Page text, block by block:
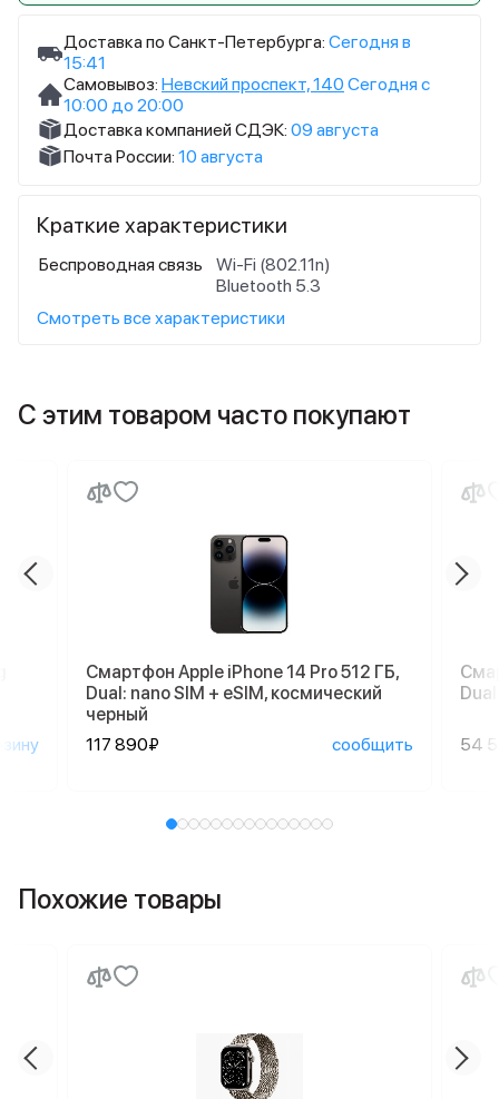
Доставка по Санкт-Петербурга: Сегодня в
15:41
Самовывоз: Невский проспект, 140 Сегодня с
10:00 до 20:00
Доставка компанией СДЭК: 09 августа
Почта России: 10 августа
Краткие характеристики
Беспроводная связь
Wi-Fi (802.11n)
Bluetooth 5.3
Смотреть все характеристики
С этим товаром часто покупают
Смартфон Apple iPhone 14 Pro 512 ГБ,
Dual: nano SIM + eSIM, космический
черный
117 890₽
сообщить 54
Похожие товары